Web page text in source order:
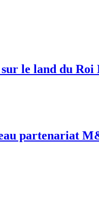
le land du Roi
partenariat